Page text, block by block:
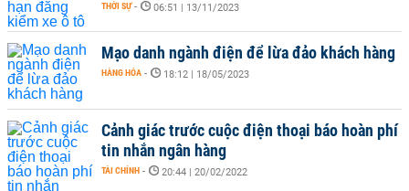
THỜI SỰ - 06:51 | 13/11/2023
Mạo danh ngành điện để lừa đảo khách hàng
HÀNG HÓA - 18:12 | 18/05/2023
Cảnh giác trước cuộc điện thoại báo hoàn phí
tin nhắn ngân hàng
TÀI CHÍNH - 20:44 | 20/02/2022